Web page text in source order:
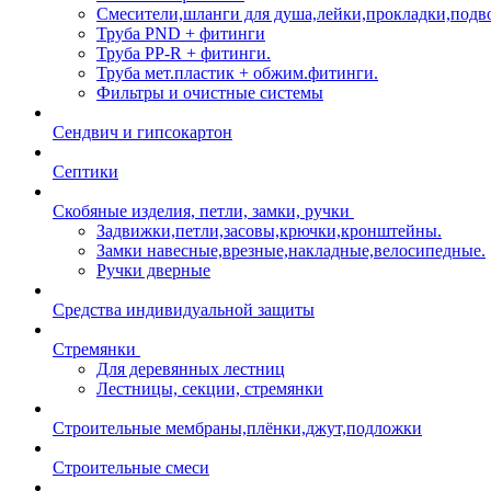
Смесители,шланги для
Труба PND + фитинги
Труба PP-R + фитинги.
Труба мет.пластик + обжим.фитинги.
Фильтры и очистные системы
Сендвич и гипсокартон
Септики
Скобяные изделия, петли, замки, ручки
Задвижки,петли,засовы,крючки,кронштейны.
Замки навесные,врезные,накладные,велосипедные.
Ручки дверные
Средства индивидуальной защиты
Стремянки
Для деревянных лестниц
Лестницы, секции, стремянки
Строительные мембраны,плёнки,джут,подложки
Строительные смеси